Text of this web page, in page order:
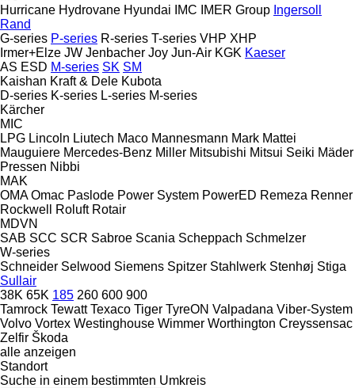
Hurricane Hydrovane Hyundai IMC IMER Group Ingersoll
Rand
G-series P-series R-series T-series VHP XHP
Irmer+Elze JW Jenbacher Joy Jun-Air KGK Kaeser
AS ESD M-series SK SM
Kaishan Kraft & Dele Kubota
D-series K-series L-series M-series
Kärcher
MIC
LPG Lincoln Liutech Maco Mannesmann Mark Mattei
Mauguiere Mercedes-Benz Miller Mitsubishi Mitsui Seiki Mäder
Pressen Nibbi
MAK
OMA Omac Paslode Power System PowerED Remeza Renner
Rockwell
Roluft Rotair
MDVN
SAB SCC SCR Sabroe Scania Scheppach Schmelzer
W-series
Schneider Selwood Siemens Spitzer Stahlwerk Stenhøj Stiga
Sullair
38K 65K 185 260 600 900
Tamrock Tewatt Texaco Tiger TyreON Valpadana Viber-System
Volvo Vortex Westinghouse Wimmer Worthington Creyssensac
Zelfir Škoda
alle anzeigen
Standort
Suche in einem bestimmten Umkreis